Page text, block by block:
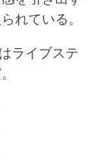
れている。
ライブステ